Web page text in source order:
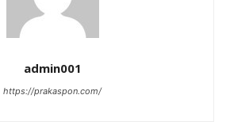
admin001
https://prakaspon.com/